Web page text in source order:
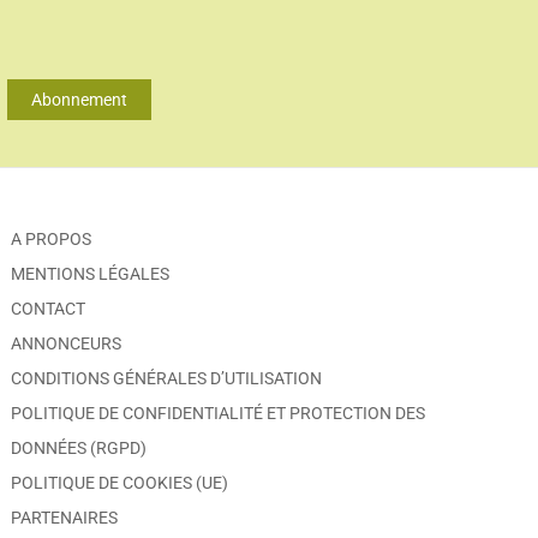
Abonnement
A PROPOS
MENTIONS LÉGALES
CONTACT
ANNONCEURS
CONDITIONS GÉNÉRALES D’UTILISATION
POLITIQUE DE CONFIDENTIALITÉ ET PROTECTION DES
DONNÉES (RGPD)
POLITIQUE DE COOKIES (UE)
PARTENAIRES